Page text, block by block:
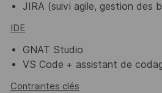
JIRA (suivi agile, gestion des
IDE
GNAT Studio
VS Code + assistant de
Contraintes clés